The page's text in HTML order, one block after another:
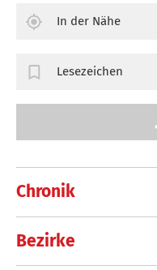
Chronik
Bezirke
In der Nähe
Lesezeichen